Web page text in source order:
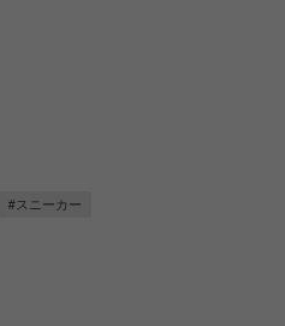
#スニーカー